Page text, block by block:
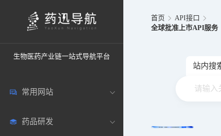
生物医药产业链一站式导航平台
常用网站
中国常用
药品研发
首页
API接口
全球批准上市API服务
站内搜